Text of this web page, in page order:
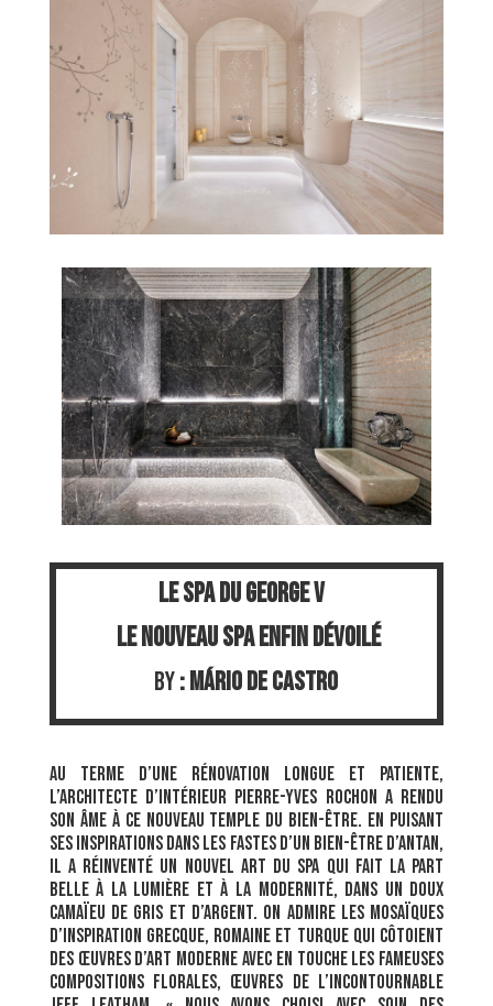
LE SPA DU GEORGE V
LE NOUVEAU SPA ENFIN DÉVOILÉ
by: MÁRIO DE CASTRO
Au terme d’une rénovation longue et patiente,
l’architecte d’intérieur Pierre-Yves Rochon a rendu
son âme à ce nouveau temple du bien-être. En puisant
ses inspirations dans les fastes d’un bien-être d’antan,
il a réinventé un nouvel art du spa qui fait la part
belle à la lumière et à la modernité, dans un doux
camaïeu de gris et d’argent. On admire les mosaïques
d’inspiration grecque, romaine et turque qui côtoient
des œuvres d’art moderne avec en touche les fameuses
compositions florales, œuvres de l’incontournable